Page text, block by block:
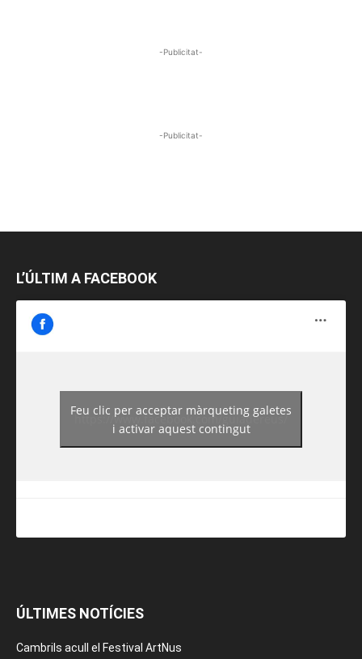
-Publicitat-
-Publicitat-
L’ÚLTIM A FACEBOOK
https://www.facebook.com/guiadereus/
Feu clic per acceptar màrqueting galetes
i activar aquest contingut
ÚLTIMES NOTÍCIES
Cambrils acull el Festival ArtNus